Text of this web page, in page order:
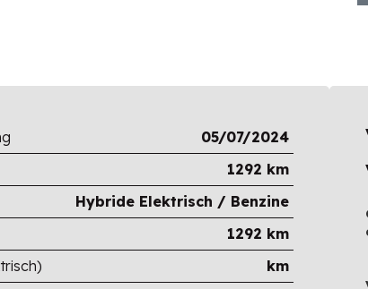
05/07/2024
1292 km
Hybride Elektrisch / Benzine
1292 km
km